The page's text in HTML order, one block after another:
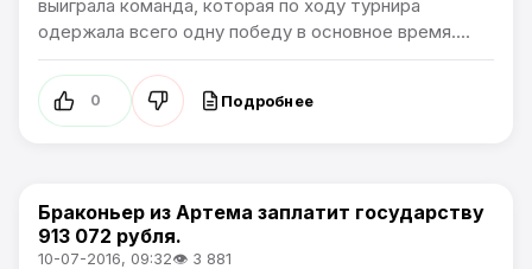
выиграла команда, которая по ходу турнира
одержала всего одну победу в основное время....
0 Подробнее
Новости Артёма
Браконьер из Артема заплатит государству
913 072 рубля.
10-07-2016, 09:32👁 3 881